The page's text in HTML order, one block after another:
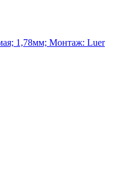
1,78мм; Монтаж: Luer